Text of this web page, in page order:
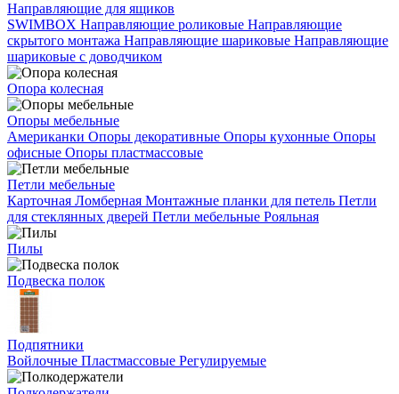
Направляющие для ящиков
SWIMBOX Направляющие роликовые Направляющие
скрытого монтажа Направляющие шариковые Направляющие
шариковые с доводчиком
Опора колесная
Опоры мебельные
Американки Опоры декоративные Опоры кухонные Опоры
офисные Опоры пластмассовые
Петли мебельные
Карточная Ломберная Монтажные планки для петель Петли
для стеклянных дверей Петли мебельные Рояльная
Пилы
Подвеска полок
Подпятники
Войлочные Пластмассовые Регулируемые